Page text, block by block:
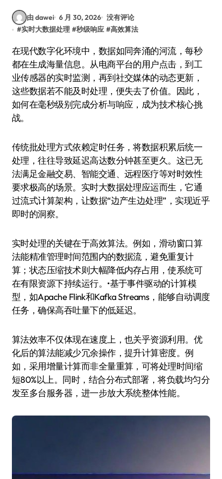
由 dawei 6 月 30, 2026 没有评论
#实时大数据处理 #秒级响应 #高效算法
在现代数字化环境中，数据如同奔涌的河流，每秒
都在生成海量信息。从电商平台的用户点击，到工
业传感器的实时监测，再到社交媒体的动态更新，
这些数据若不能及时处理，便失去了价值。因此，
如何在毫秒级别完成分析与响应，成为技术核心挑
战。
传统批处理方式依赖定时任务，将数据积累后统一
处理，往往导致延迟高达数分钟甚至更久。这已无
法满足金融交易、智能交通、远程医疗等对时效性
要求极高的场景。实时大数据处理应运而生，它通
过流式计算架构，让数据“边产生边处理”，实现近乎
即时的洞察。
实时处理的关键在于高效算法。例如，滑动窗口算
法能精准管理时间范围内的数据流，避免重复计
算；状态压缩技术则大幅降低内存占用，使系统可
在有限资源下持续运行。•基于事件驱动的计算模
型，如Apache Flink和Kafka Streams，能够自动调度
任务，确保高吞吐量下的低延迟。
算法效率不仅体现在速度上，也关乎资源利用。优
化后的算法能减少冗余操作，提升计算密度。例
如，采用增量计算而非全量重算，可将处理时间缩
短80%以上。同时，结合分布式部署，将负载均匀分
发至多台服务器，进一步放大系统整体性能。